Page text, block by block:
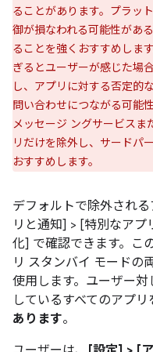
ることがあります。プラッ
御が損なわれる可能性があ
ることを強くおすすめしま
ぎるとユーザーが感じた場
し、アプリに対する否定的
問い合わせにつながる可能
メッセージ ングサービスま
リだけを除外し、サードパ
おすすめします。
デフォルトで除外され
リと通知] > [特別なア
化] で確認できます。こ
リ スタンバイ モードの
使用します。ユーザー
しているすべてのアプ
あります。